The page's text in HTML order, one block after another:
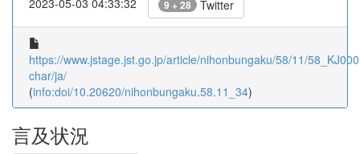
9 + 28 Twitter
https://www.jstage.jst.go.jp/article/nihonbungaku/58/11/
char/ja/
(info:doi/10.20620/nihonbungaku.58.11_34)
言及状況